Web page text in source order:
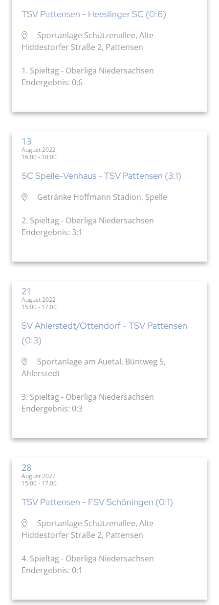
TSV Pattensen - Heeslinger SC (0:6)
Sportanlage Schützenallee, Alte
Hiddestorfer Straße 2, Pattensen
1. Spieltag - Oberliga Niedersachsen
Endergebnis: 0:6
13
August 2022
16:00 - 18:00
SC Spelle-Venhaus - TSV Pattensen (3:1)
Getränke Hoffmann Stadion, Spelle
2. Spieltag - Oberliga Niedersachsen
Endergebnis: 3:1
21
August 2022
15:00 - 17:00
SV Ahlerstedt/Ottendorf - TSV Pattensen
(0:3)
Sportanlage am Auetal, Büntweg 5,
Ahlerstedt
3. Spieltag - Oberliga Niedersachsen
Endergebnis: 0:3
28
August 2022
15:00 - 17:00
TSV Pattensen - FSV Schöningen (0:1)
Sportanlage Schützenallee, Alte
Hiddestorfer Straße 2, Pattensen
4. Spieltag - Oberliga Niedersachsen
Endergebnis: 0:1